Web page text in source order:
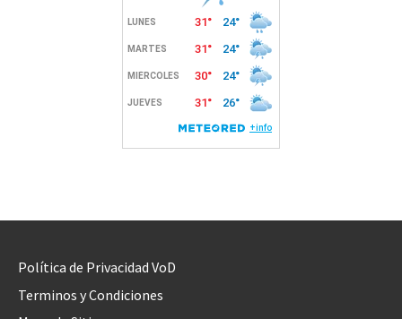
Política de Privacidad VoD
Terminos y Condiciones